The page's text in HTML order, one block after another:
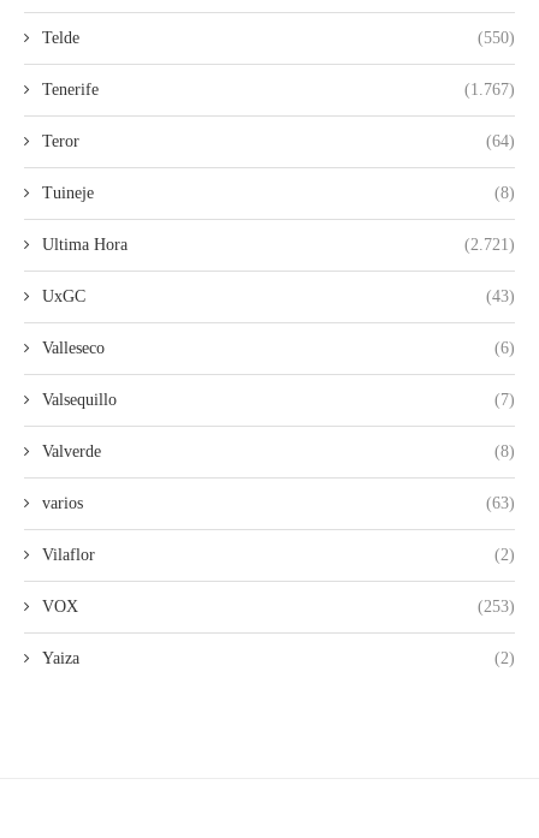
Telde (550)
Tenerife (1.767)
Teror (64)
Tuineje (8)
Ultima Hora (2.721)
UxGC (43)
Valleseco (6)
Valsequillo (7)
Valverde (8)
varios (63)
Vilaflor (2)
VOX (253)
Yaiza (2)